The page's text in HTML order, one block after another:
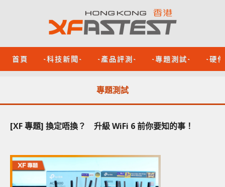
首頁 -科技新聞- -產品評測- -專題測試- -硬
專題測試
[XF 專題] 換定唔換？ 升級 WiFi 6 前你要知的事！